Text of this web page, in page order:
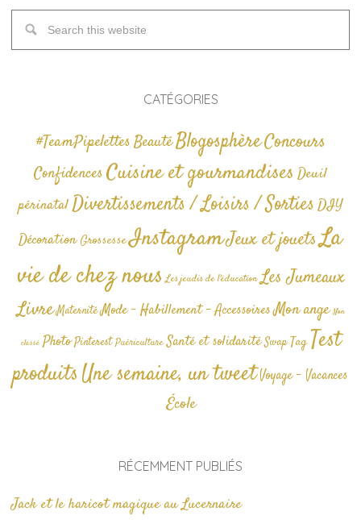
CATÉGORIES
#TeamPipelettesBeautéBlogosphèreConcours
Confidences Cuisine et gourmandises Deuil
périnatalDivertissements / Loisirs / SortiesDIY
Décoration GrossesseInstagramJeux et jouetsLa
vie de chez nous Les jeudis de l'éducation Les Jumeaux
Livre Maternité Mode - Habillement - AccessoiresMon ange Non
classé Photo Pinterest Puériculture Santé et solidarité Swap TagTest
produitsUne semaine, un tweetVoyage - Vacances
École
RÉCEMMENT PUBLIÉS
Jack et le haricot magique au Lucernaire